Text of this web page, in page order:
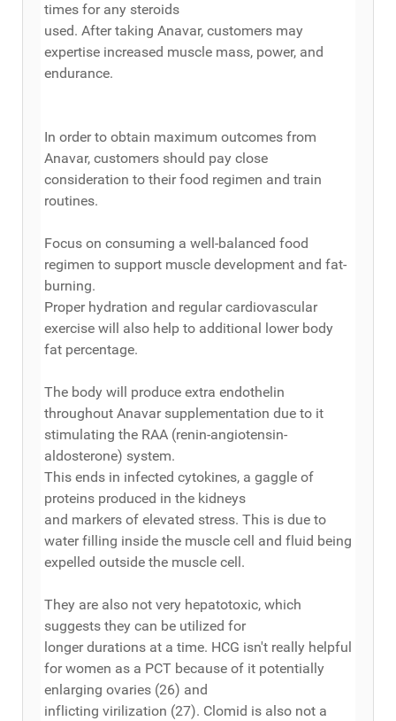
times for any steroids
used. After taking Anavar, customers may
expertise increased muscle mass, power, and
endurance.
In order to obtain maximum outcomes from
Anavar, customers should pay close
consideration to their food regimen and train
routines.
Focus on consuming a well-balanced food
regimen to support muscle development and fat-
burning.
Proper hydration and regular cardiovascular
exercise will also help to additional lower body
fat percentage.
The body will produce extra endothelin
throughout Anavar supplementation due to it
stimulating the RAA (renin-angiotensin-
aldosterone) system.
This ends in infected cytokines, a gaggle of
proteins produced in the kidneys
and markers of elevated stress. This is due to
water filling inside the muscle cell and fluid being
expelled outside the muscle cell.
They are also not very hepatotoxic, which
suggests they can be utilized for
longer durations at a time. HCG isn't really helpful
for women as a PCT because of it potentially
enlarging ovaries (26) and
inflicting virilization (27). Clomid is also not a